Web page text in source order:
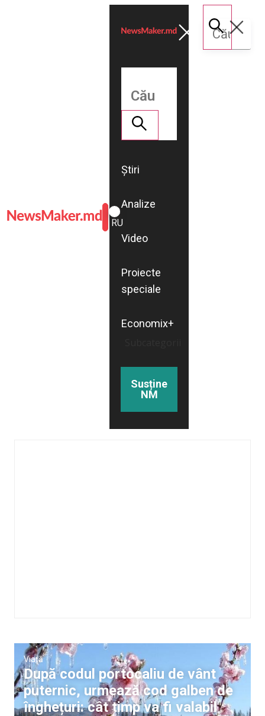
ROMÂNĂ
RU
Știri
Analize
Video
Proiecte
speciale
Economix+
Susține
NM
Viață
După codul portocaliu de vânt
puternic, urmează cod galben de
înghețuri: cât timp va fi valabil